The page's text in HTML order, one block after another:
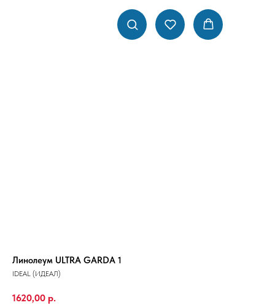
Линолеум ULTRA GARDA 1
IDEAL (ИДЕАЛ)
1620,00 р.